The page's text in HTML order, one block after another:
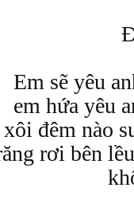
Em sẽ yêu
em hứa yêu
đêm nào
rơi bên